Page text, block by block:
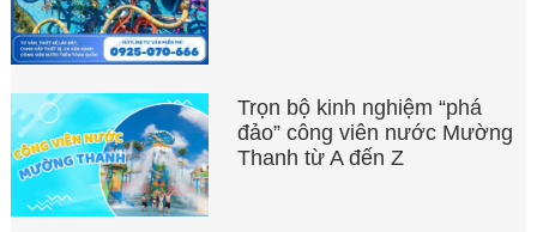
Trọn bộ kinh nghiệm “phá
đảo” công viên nước Mường
Thanh từ A đến Z